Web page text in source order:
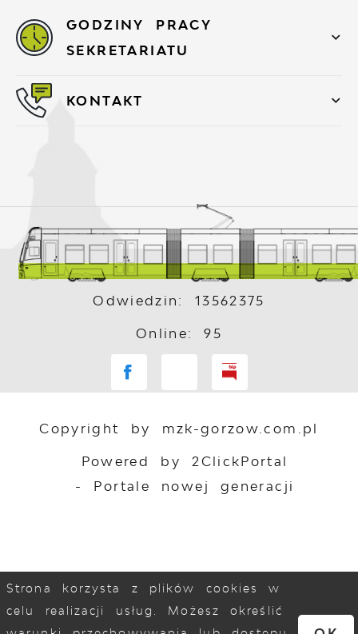
GODZINY PRACY
SEKRETARIATU
KONTAKT
Odwiedzin: 13562375
Online: 95
Copyright by mzk-gorzow.com.pl
Powered by 2ClickPortal
- Portale nowej generacji
Strona korzysta z plików cookies w
celu realizacji usług. Możesz określić